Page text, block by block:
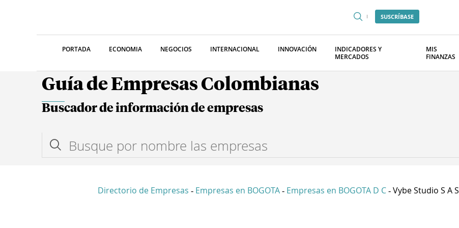
SUSCRÍBASE
PORTADA ECONOMIA NEGOCIOS INTERNACIONAL INNOVACIÓN
INDICADORES Y
MERCADOS
MIS
FINANZAS
Guía de Empresas Colombianas
Buscador de información de empresas
Directorio de Empresas - Empresas en BOGOTA - Empresas en BOGOTA D C - Vybe Studio S A S